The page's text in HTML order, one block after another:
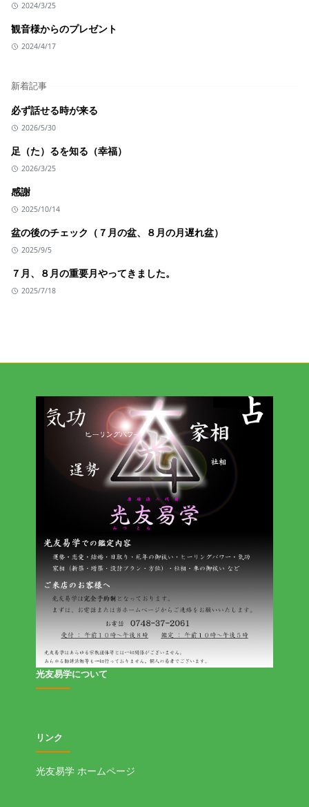
2024/3/25
観音様からのプレゼント
2024/4/17
新着記事
必ず話せる時が来る
2026/5/30
足（た）るを知る（幸福）
2026/3/25
感謝
2025/10/14
盆の後のチェック（７月の盆、８月の月遅れ盆）
2025/9/5
７月、８月の重要月やってきました。
2025/7/18
光友易学について
リンク
光友易学 ホームページ